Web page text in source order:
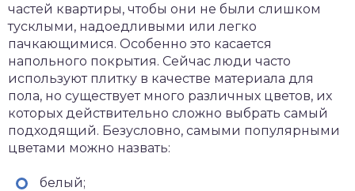
частей квартиры, чтобы они не были слишком
тусклыми, надоедливыми или легко
пачкающимися. Особенно это касается
напольного покрытия. Сейчас люди часто
используют плитку в качестве материала для
пола, но существует много различных цветов, их
которых действительно сложно выбрать самый
подходящий. Безусловно, самыми популярными
цветами можно назвать:
белый;